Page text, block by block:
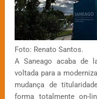
Foto: Renato Santos.
A Saneago acaba de
voltada para a
mudança de
forma totalmente on-